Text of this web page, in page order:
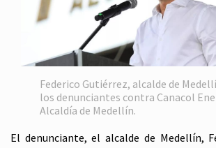
Federico Gutiérrez, alcalde de
los denunciantes contra Canacol
Alcaldía de Medellín.
El denunciante, el alcalde de Medellín,